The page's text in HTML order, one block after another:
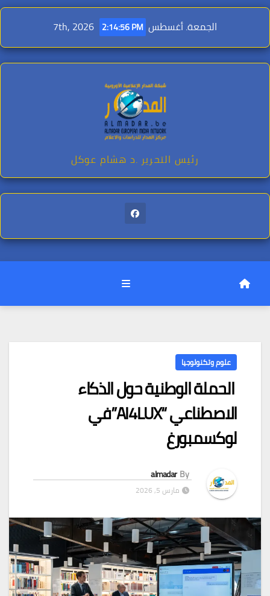
Skip
content
الجمعة. أغسطس 7th, 2026 2:14:58 PM
رئيس التحرير .د هشام عوكل
علوم وتكنولوجيا
الحملة الوطنية حول الذكاء
الاصطناعي “AI4LUX”في
لوكسمبورغ
By
almadar
مارس 5, 2026